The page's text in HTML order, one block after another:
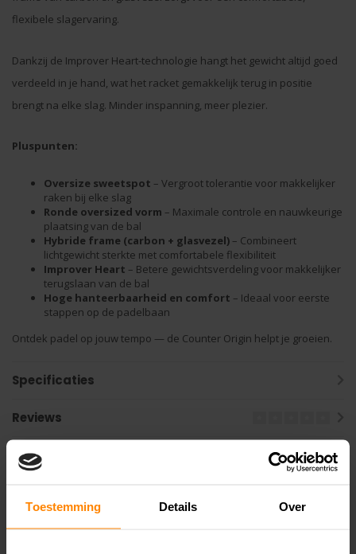
Toestemming Details Over
flexibele slagervaring.
Dankzij de Improver Heart-technologie hangt het gewicht altijd goed
verdeeld in je hand, wat het racket gemakkelijk terug in positie
brengt na elke slag. Minder inspanning, meer plezier.
Pluspunten:
Oversize sweetspot – Vergroot tolerantie voor makkelijker
raken bij elke slag
Ronde oversized vorm – Maximale controle en nauwkeurige
plaatsing van de bal
Hybride frame (carbon + glasvezel) – Combineert
lichtgewicht sterkte met comfortabele flexibiliteit
Improver Heart – Betere gewichtsverdeling voor makkelijker
terugslaan van de bal
Hoge hanteerbaarheid en comfort – Ideaal voor eerste
stappen op de padelbaan
Ontdek padel op jouw tempo — de Counter Origin helpt je groeien.
Specificaties
Reviews
Gerelateerde producten